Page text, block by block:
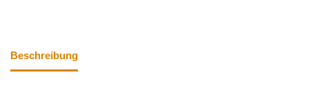
Beschreibung